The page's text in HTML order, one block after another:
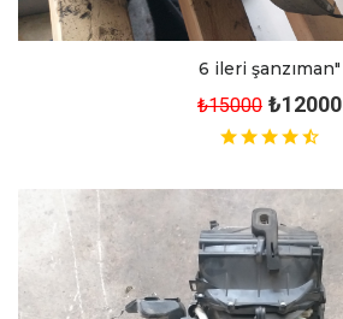
6 ileri şanzıman"
₺15000 ₺12000